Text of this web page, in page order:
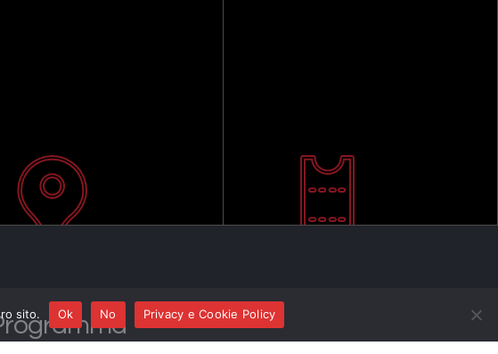
sito. Ok No Privacy e Cookie Policy